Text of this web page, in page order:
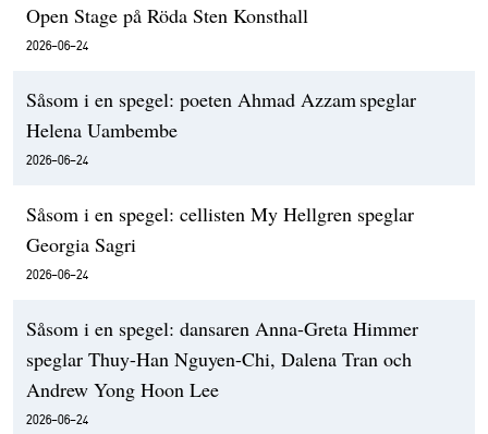
Open Stage på Röda Sten Konsthall
2026-06-24
Såsom i en spegel: poeten Ahmad Azzam speglar
Helena Uambembe
2026-06-24
Såsom i en spegel: cellisten My Hellgren speglar
Georgia Sagri
2026-06-24
Såsom i en spegel: dansaren Anna-Greta Himmer
speglar Thuy-Han Nguyen-Chi, Dalena Tran och
Andrew Yong Hoon Lee
2026-06-24